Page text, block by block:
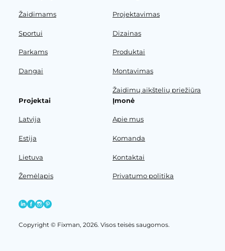
Žaidimams
Sportui
Parkams
Dangai
Projektavimas
Dizainas
Produktai
Montavimas
Žaidimų aikštelių priežiūra
Projektai
Latvija
Estija
Lietuva
Žemėlapis
Įmonė
Apie mus
Komanda
Kontaktai
Privatumo politika
Copyright © Fixman, 2026. Visos teisės saugomos.